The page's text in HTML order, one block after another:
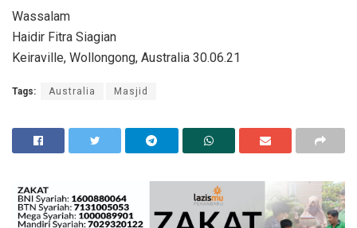
Wassalam
Haidir Fitra Siagian
Keiraville, Wollongong, Australia 30.06.21
Tags: Australia Masjid